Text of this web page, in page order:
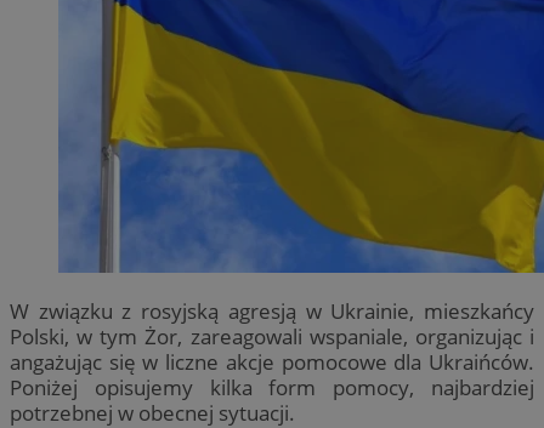
W związku z rosyjską agresją w Ukrainie, mieszkańcy
Polski, w tym Żor, zareagowali wspaniale, organizując i
angażując się w liczne akcje pomocowe dla Ukraińców.
Poniżej opisujemy kilka form pomocy, najbardziej
potrzebnej w obecnej sytuacji.